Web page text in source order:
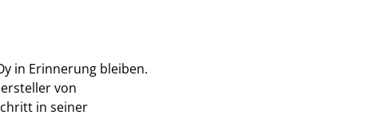
in Erinnerung bleiben.
von
in seiner